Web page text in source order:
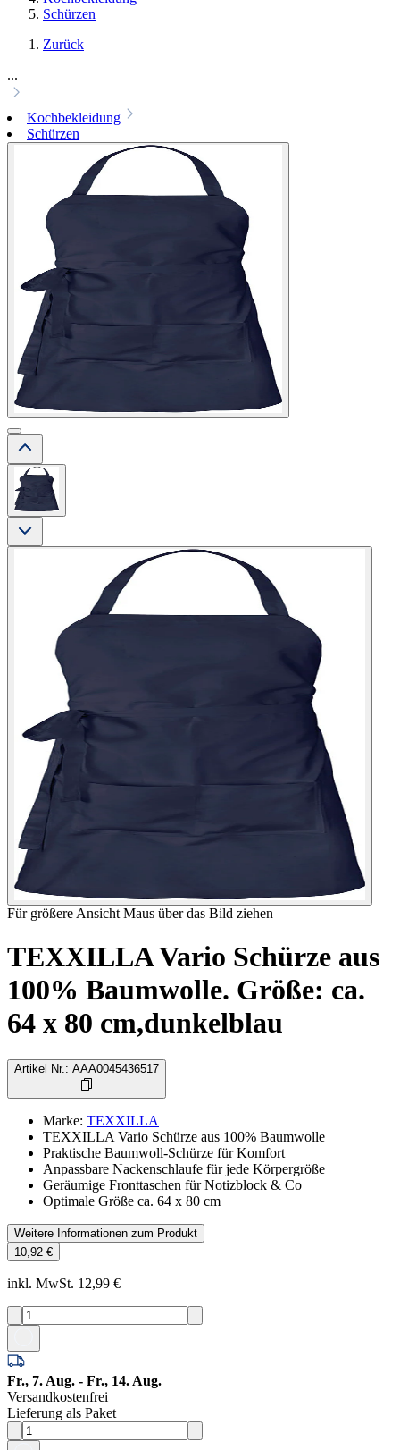
Schürzen
Zurück
...
Kochbekleidung
Schürzen
Für größere Ansicht Maus über das Bild ziehen
TEXXILLA Vario Schürze aus
100% Baumwolle. Größe: ca.
64 x 80 cm,dunkelblau
Artikel Nr. : AAA0045436517
Marke: TEXXILLA
TEXXILLA Vario Schürze aus 100% Baumwolle
Praktische Baumwoll-Schürze für Komfort
Anpassbare Nackenschlaufe für jede Körpergröße
Geräumige Fronttaschen für Notizblock & Co
Optimale Größe ca. 64 x 80 cm
Weitere Informationen zum Produkt
10,92 €
inkl. MwSt. 12,99 €
Fr., 7. Aug. - Fr., 14. Aug.
Versandkostenfrei
Lieferung als Paket